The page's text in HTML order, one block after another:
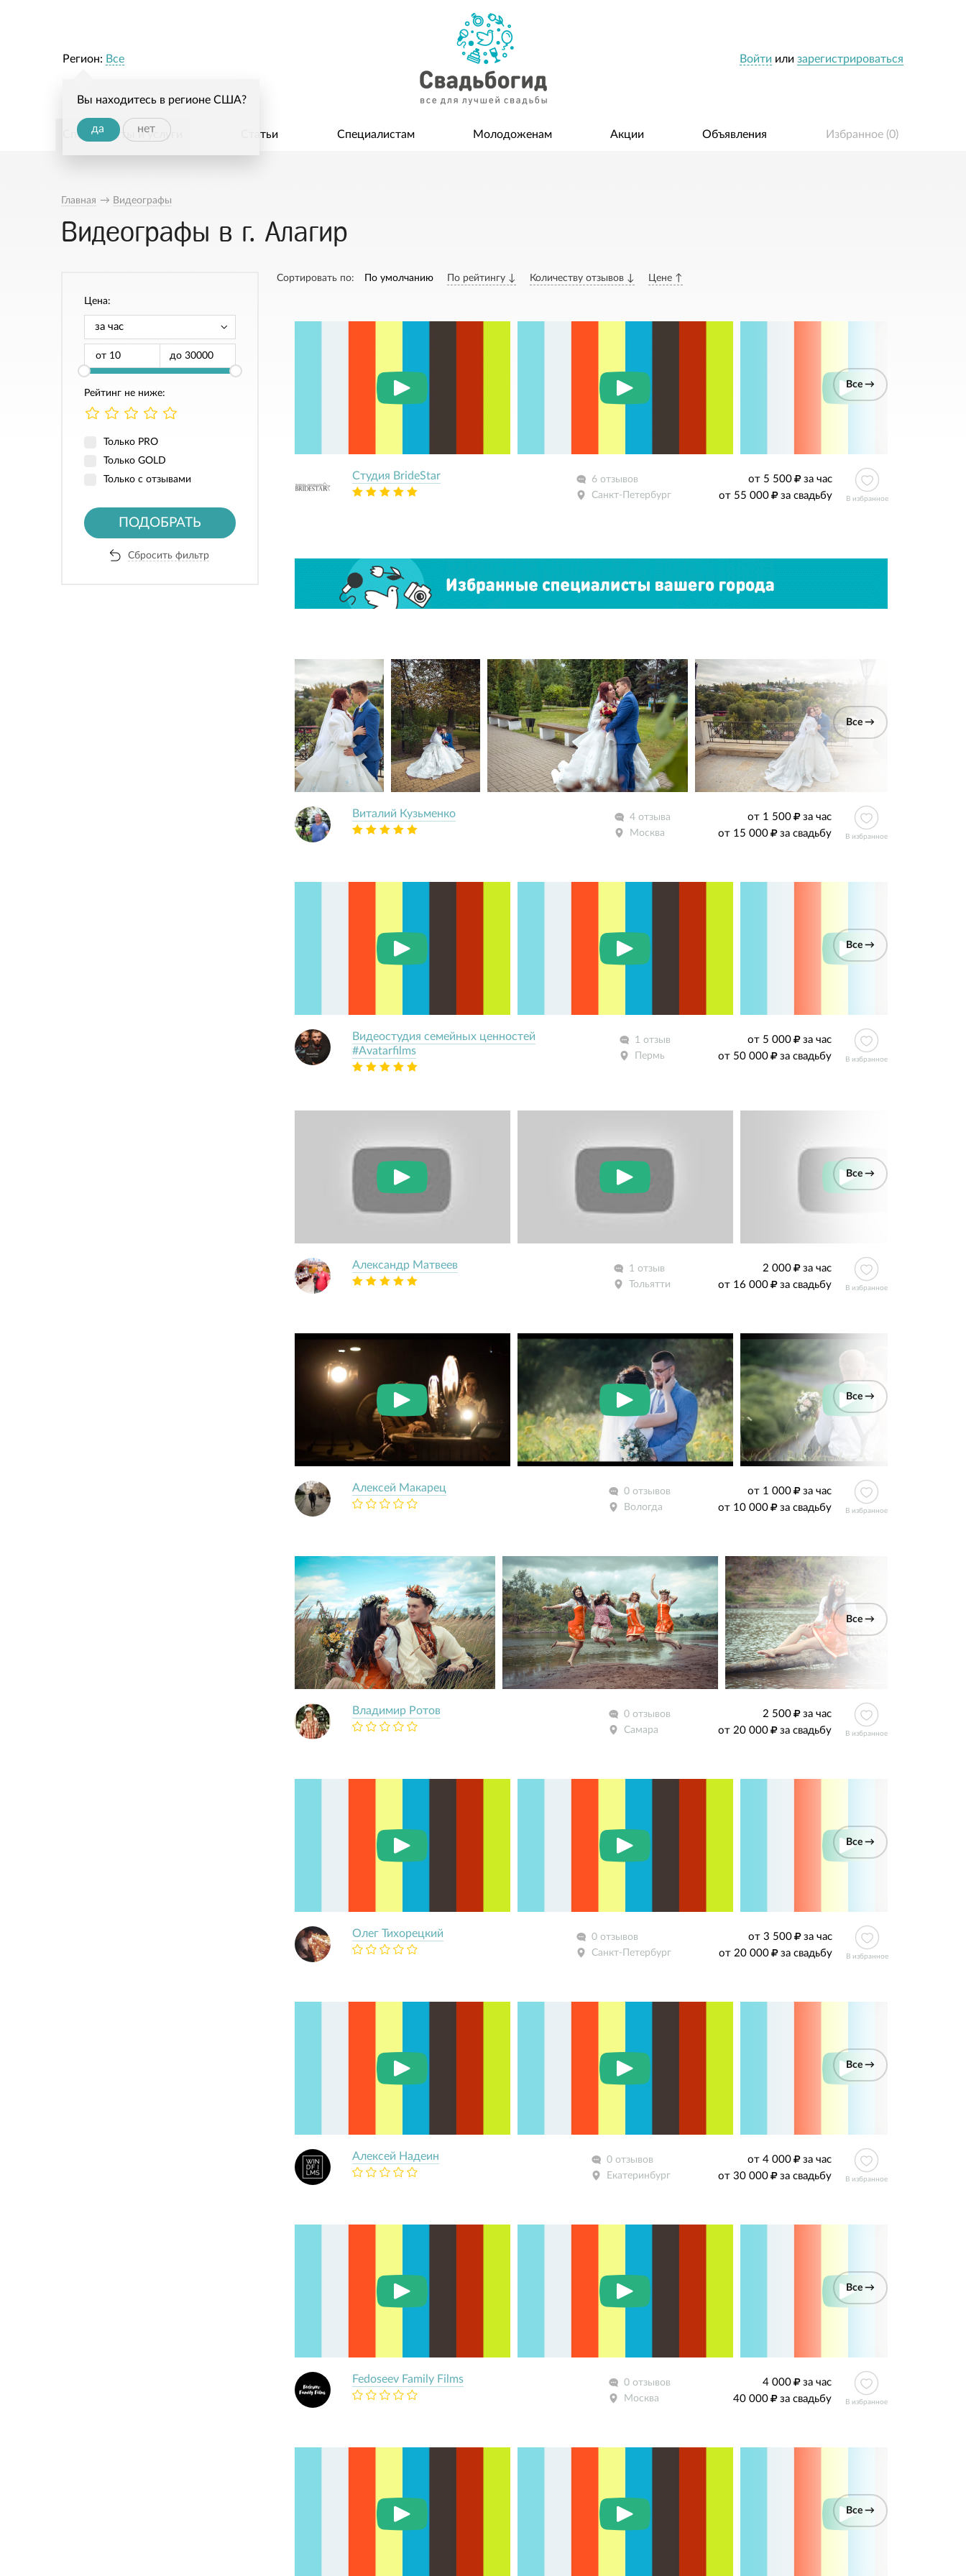
Войти или зарегистрироваться
Регион: Все
Вы находитесь в регионе США?
да нет
Специалисты и услуги Статьи Специалистам Молодоженам Акции Объявления Избранное (0)
Главная → Видеографы
Видеографы в г. Алагир
Цена:
от до
Рейтинг не ниже:
Только PRO
Только GOLD
Только с отзывами
ПОДОБРАТЬ
Сбросить фильтр
Сортировать по: По умолчанию По рейтингу ↓ Количеству отзывов ↓ Цене ↑
Все →
Студия BrideStar
6 отзывов
Санкт-Петербург
от 5 500
за час
от 55 000
за свадьбу В избранное
Все →
Виталий Кузьменко
4 отзыва
Москва
от 1 500
за час
от 15 000
за свадьбу В избранное
Все →
Видеостудия семейных ценностей
#Avatarfilms
1 отзыв
Пермь
от 5 000
за час
от 50 000
за свадьбу В избранное
Все →
Александр Матвеев
1 отзыв
Тольятти
2 000
за час
от 16 000
за свадьбу В избранное
Все →
Алексей Макарец
0 отзывов
Вологда
от 1 000
за час
от 10 000
за свадьбу В избранное
Все →
Владимир Ротов
0 отзывов
Самара
2 500
за час
от 20 000
за свадьбу В избранное
Все →
Олег Тихорецкий
0 отзывов
Санкт-Петербург
от 3 500
за час
от 20 000
за свадьбу В избранное
Все →
Алексей Надеин
0 отзывов
Екатеринбург
от 4 000
за час
от 30 000
за свадьбу В избранное
Все →
Fedoseev Family Films
0 отзывов
Москва
4 000
за час
40 000
за свадьбу В избранное
Все →